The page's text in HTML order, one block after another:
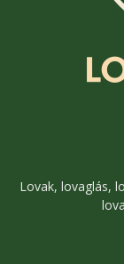
Lovak, lovaglás,